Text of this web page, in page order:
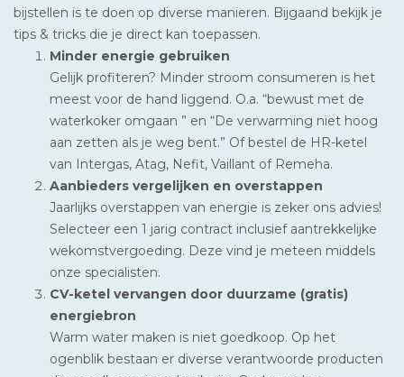
bijstellen is te doen op diverse manieren. Bijgaand bekijk je
tips & tricks die je direct kan toepassen.
Minder energie gebruiken
Gelijk profiteren? Minder stroom consumeren is het
meest voor de hand liggend. O.a. “bewust met de
waterkoker omgaan ” en “De verwarming niet hoog
aan zetten als je weg bent.” Of bestel de HR-ketel
van Intergas, Atag, Nefit, Vaillant of Remeha.
Aanbieders vergelijken en overstappen
Jaarlijks overstappen van energie is zeker ons advies!
Selecteer een 1 jarig contract inclusief aantrekkelijke
wekomstvergoeding. Deze vind je meteen middels
onze specialisten.
CV-ketel vervangen door duurzame (gratis)
energiebron
Warm water maken is niet goedkoop. Op het
ogenblik bestaan er diverse verantwoorde producten